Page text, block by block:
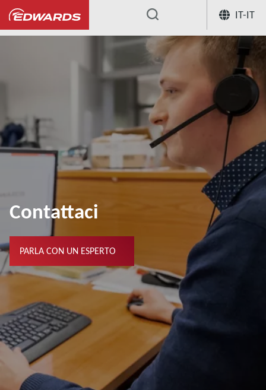
IT-IT
...
Contattaci
PARLA CON UN ESPERTO